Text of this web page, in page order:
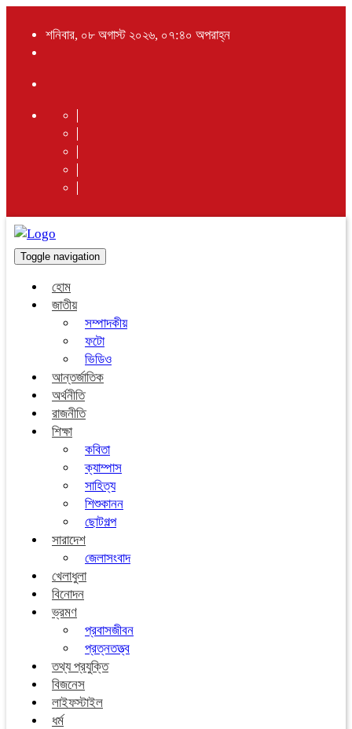
শনিবার, ০৮ অগাস্ট ২০২৬, ০৭:৪০ অপরাহ্ন
Toggle navigation
হোম
জাতীয়
সম্পাদকীয়
ফটো
ভিডিও
আন্তর্জাতিক
অর্থনীতি
রাজনীতি
শিক্ষা
কবিতা
ক্যাম্পাস
সাহিত্য
শিশুকানন
ছোটগল্প
সারাদেশ
জেলাসংবাদ
খেলাধুলা
বিনোদন
ভ্রমণ
প্রবাসজীবন
প্রত্নতত্ত্ব
তথ্য প্রযুক্তি
বিজনেস
লাইফস্টাইল
ধর্ম